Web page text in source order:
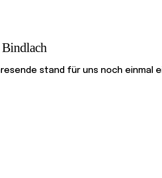
stand für uns noch einmal